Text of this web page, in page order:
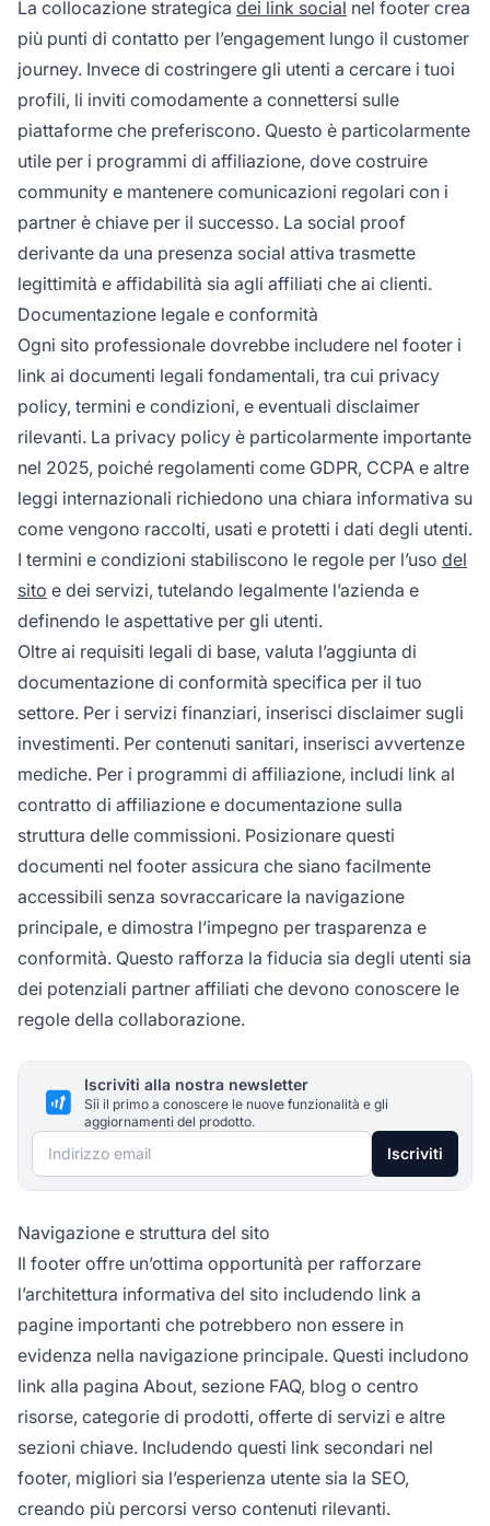
La collocazione strategica dei link social nel footer crea
più punti di contatto per l’engagement lungo il customer
journey. Invece di costringere gli utenti a cercare i tuoi
profili, li inviti comodamente a connettersi sulle
piattaforme che preferiscono. Questo è particolarmente
utile per i programmi di affiliazione, dove costruire
community e mantenere comunicazioni regolari con i
partner è chiave per il successo. La social proof
derivante da una presenza social attiva trasmette
legittimità e affidabilità sia agli affiliati che ai clienti.
Documentazione legale e conformità
Ogni sito professionale dovrebbe includere nel footer i
link ai documenti legali fondamentali, tra cui privacy
policy, termini e condizioni, e eventuali disclaimer
rilevanti. La privacy policy è particolarmente importante
nel 2025, poiché regolamenti come GDPR, CCPA e altre
leggi internazionali richiedono una chiara informativa su
come vengono raccolti, usati e protetti i dati degli utenti.
I termini e condizioni stabiliscono le regole per l’uso del
sito e dei servizi, tutelando legalmente l’azienda e
definendo le aspettative per gli utenti.
Oltre ai requisiti legali di base, valuta l’aggiunta di
documentazione di conformità specifica per il tuo
settore. Per i servizi finanziari, inserisci disclaimer sugli
investimenti. Per contenuti sanitari, inserisci avvertenze
mediche. Per i programmi di affiliazione, includi link al
contratto di affiliazione e documentazione sulla
struttura delle commissioni. Posizionare questi
documenti nel footer assicura che siano facilmente
accessibili senza sovraccaricare la navigazione
principale, e dimostra l’impegno per trasparenza e
conformità. Questo rafforza la fiducia sia degli utenti sia
dei potenziali partner affiliati che devono conoscere le
regole della collaborazione.
Iscriviti alla nostra newsletter
Sii il primo a conoscere le nuove funzionalità e gli
aggiornamenti del prodotto.
Indirizzo email Iscriviti
Navigazione e struttura del sito
Il footer offre un’ottima opportunità per rafforzare
l’architettura informativa del sito includendo link a
pagine importanti che potrebbero non essere in
evidenza nella navigazione principale. Questi includono
link alla pagina About, sezione FAQ, blog o centro
risorse, categorie di prodotti, offerte di servizi e altre
sezioni chiave. Includendo questi link secondari nel
footer, migliori sia l’esperienza utente sia la SEO,
creando più percorsi verso contenuti rilevanti.